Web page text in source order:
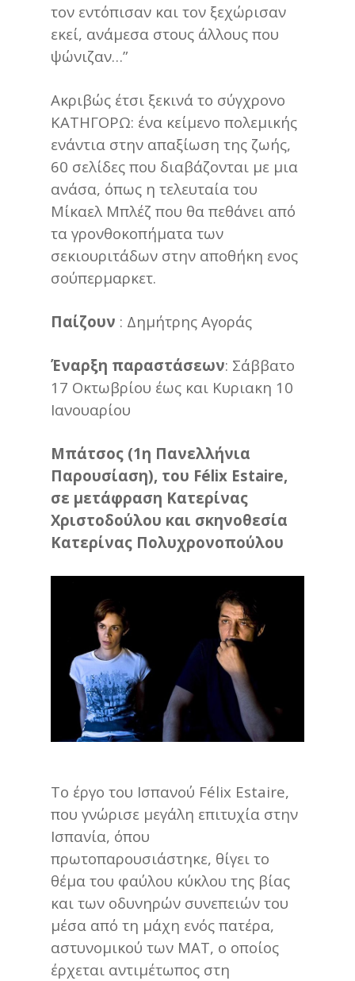
τον εντόπισαν και τον ξεχώρισαν
εκεί, ανάμεσα στους άλλους που
ψώνιζαν…”
Ακριβώς έτσι ξεκινά το σύγχρονο
ΚΑΤΗΓΟΡΩ: ένα κείμενο πολεμικής
ενάντια στην απαξίωση της ζωής,
60 σελίδες που διαβάζονται με μια
ανάσα, όπως η τελευταία του
Μίκαελ Μπλέζ που θα πεθάνει από
τα γρονθοκοπήματα των
σεκιουριτάδων στην αποθήκη ενος
σούπερμαρκετ.
Παίζουν : Δημήτρης Αγοράς
Έναρξη παραστάσεων: Σάββατο
17 Οκτωβρίου έως και Κυριακη 10
Ιανουαρίου
Μπάτσος (1η Πανελλήνια
Παρουσίαση), του Félix Estaire,
σε μετάφραση Κατερίνας
Χριστοδούλου και σκηνοθεσία
Κατερίνας Πολυχρονοπούλου
Το έργο του Ισπανού Félix Estaire,
που γνώρισε μεγάλη επιτυχία στην
Ισπανία, όπου
πρωτοπαρουσιάστηκε, θίγει το
θέμα του φαύλου κύκλου της βίας
και των οδυνηρών συνεπειών του
μέσα από τη μάχη ενός πατέρα,
αστυνομικού των ΜΑΤ, ο οποίος
έρχεται αντιμέτωπος στη